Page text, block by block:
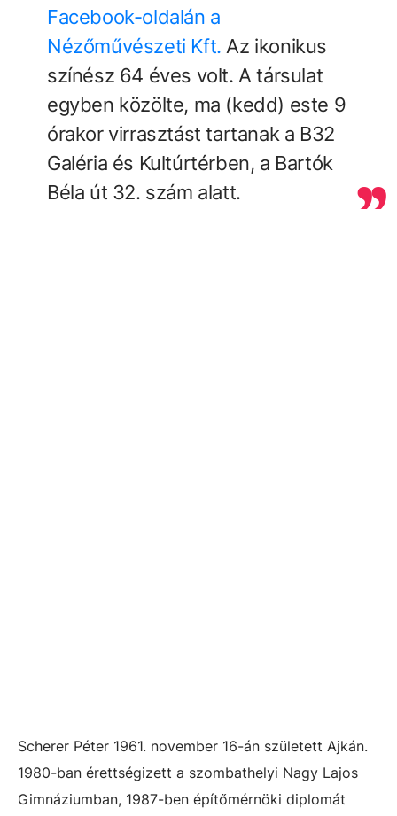
Facebook-oldalán a
Nézőművészeti Kft. Az ikonikus
színész 64 éves volt. A társulat
egyben közölte, ma (kedd) este 9
órakor virrasztást tartanak a B32
Galéria és Kultúrtérben, a Bartók
Béla út 32. szám alatt.
Scherer Péter 1961. november 16-án született Ajkán.
1980-ban érettségizett a szombathelyi Nagy Lajos
Gimnáziumban, 1987-ben építőmérnöki diplomát